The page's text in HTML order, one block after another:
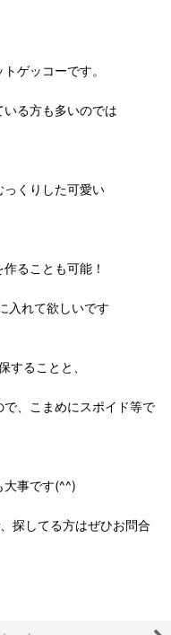
ゲッコーです。
る方も多いのでは
くりした可愛い
ることも可能！
入れて欲しいです
することと、
、こまめにスポイド等で
大事です(^^)
探してる方はぜひお問合